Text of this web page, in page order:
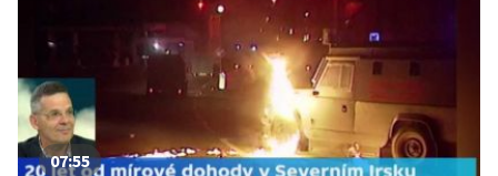
07:55